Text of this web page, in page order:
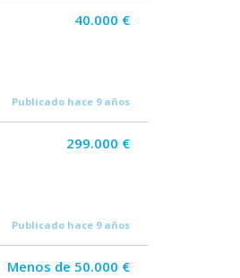
40.000 €
Publicado hace 9 años
299.000 €
Publicado hace 9 años
Menos de 50.000 €